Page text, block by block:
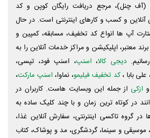
(آف چنل)، مرجع دریافت رایگان کوپن و کد
و کسب و‌ کارهای اینترنتی است. در حال
آپ ها انواع کد تخفیف، مسابقه، کمپین و
معتبر، اپلیکیشن و مراکز خدمات آنلاین را به
دیجی کالا، اسنپ، اسنپ فود، تپسی،
بابا ،کد تخفیف فیلیمو، نماوا، اسنپ مارکت،
ازکی از جمله این وبسایت ‌هاست. کاربران در
در کوتاه ترین زمان و با چند کلیک ساده به
گروه تاکسی اینترنتی، سفارش آنلاین غذا،
موسیقی و سینما، گردشگری، مد و پوشاک، کتاب